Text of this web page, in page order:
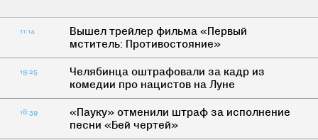
11:14
Вышел трейлер фильма «Первый
мститель: Противостояние»
19:25
Челябинца оштрафовали за кадр из
комедии про нацистов на Луне
18:39
«Пауку» отменили штраф за исполнение
песни «Бей чертей»